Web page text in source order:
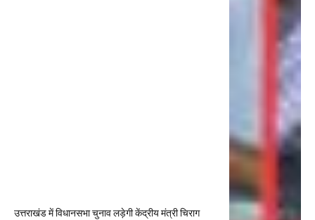
उत्तराखंड में विधानसभा चुनाव लड़ेगी केंद्रीय मंत्री चिराग